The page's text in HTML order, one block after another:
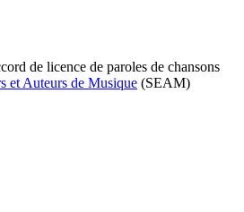
de licence de paroles de chansons
et Auteurs de Musique (SEAM)